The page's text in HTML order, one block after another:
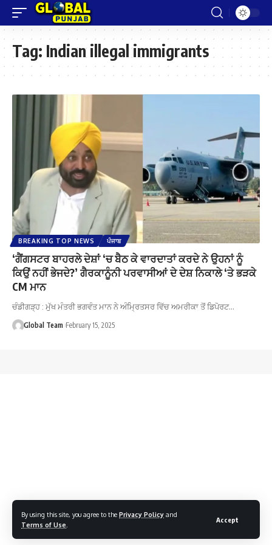
By using this site, you agree to the Privacy Policy and
Terms of Use
Accept
Tag: Indian illegal immigrants
BREAKING TOP NEWS ਪੰਜਾਬ
‘ਗੈਂਗਸਟਰ ਬਾਹਰਲੇ ਦੇਸ਼ਾਂ ‘ਚ ਬੈਠ ਕੇ ਵਾਰਦਾਤਾਂ ਕਰਦੇ ਨੇ ਉਹਨਾਂ ਨੂੰ
ਕਿਉਂ ਨਹੀਂ ਭੇਜਦੇ?’ ਗੈਰਕਾਨੂੰਨੀ ਪਰਵਾਸੀਆਂ ਦੇ ਦੇਸ਼ ਨਿਕਾਲੇ ‘ਤੇ ਭੜਕੇ
CM ਮਾਨ
ਚੰਡੀਗੜ੍ਹ : ਮੁੱਖ ਮੰਤਰੀ ਭਗਵੰਤ ਮਾਨ ਨੇ ਅੰਮ੍ਰਿਤਸਰ ਵਿੱਚ ਅਮਰੀਕਾ ਤੋਂ ਡਿਪੋਰਟ…
Global Team February 15, 2025